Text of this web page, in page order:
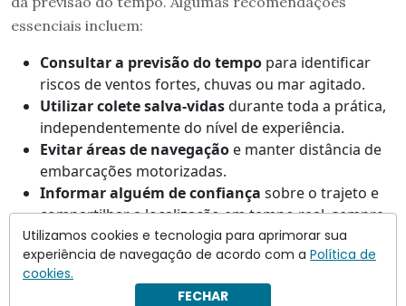
essenciais incluem:
Consultar a previsão do tempo para identificar
riscos de ventos fortes, chuvas ou mar agitado.
Utilizar colete salva-vidasdurante toda a prática,
independentemente do nível de experiência.
Evitar áreas de navegação e manter distância de
embarcações motorizadas.
Informar alguém de confiança sobre o trajeto e
compartilhar a localização em tempo real, sempre
que possível.
Respeitar orientações das autoridadese
sinalizações presentes nas praias.
Utilizamos cookies e tecnologia para aprimorar sua
experiência de navegação de acordo com a Política de
cookies.
FECHAR